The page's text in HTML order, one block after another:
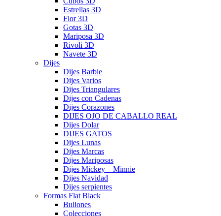
Estrellas 3D
Flor 3D
Gotas 3D
Mariposa 3D
Rivoli 3D
Navete 3D
Dijes
Dijes Barbie
Dijes Varios
Dijes Triangulares
Dijes con Cadenas
Dijes Corazones
DIJES OJO DE CABALLO REAL
Dijes Dolar
DIJES GATOS
Dijes Lunas
Dijes Marcas
Dijes Mariposas
Dijes Mickey – Minnie
Dijes Navidad
Dijes serpientes
Formas Flat Black
Buliones
Colecciones